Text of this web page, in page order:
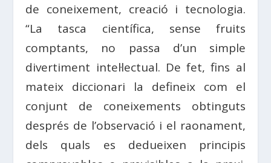
de coneixement, creació i tecnologia.
“La tasca científica, sense fruits
comptants, no passa d’un simple
divertiment intel·lectual. De fet, fins al
mateix diccionari la defineix com el
conjunt de coneixements obtinguts
després de l’observació i el raonament,
dels quals es dedueixen principis